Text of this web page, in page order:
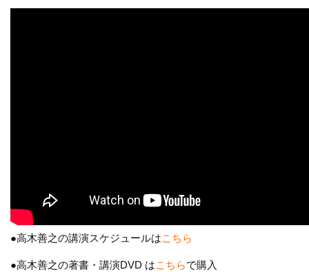
●高木善之の講演スケジュールはこちら
●高木善之の著書・講演DVD はこちらで購入